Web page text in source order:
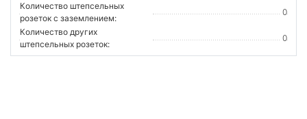
Количество штепсельных
розеток с заземлением:
0
Количество других
штепсельных розеток:
0